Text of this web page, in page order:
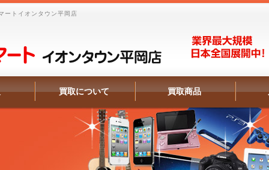
ートイオンタウン平岡店
買取について 買取商品